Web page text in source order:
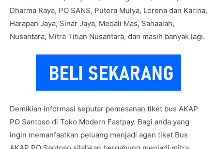
Dharma Raya, PO SANS, Putera Mulya, Lorena dan Karina,
Harapan Jaya, Sinar Jaya, Medali Mas, Sahaalah,
Nusantara, Mitra Titian Nusantara, dan masih banyak lagi.
Demikian informasi seputar pemesanan tiket bus AKAP
PO Santoso di Toko Modern Fastpay. Bagi anda yang
ingin memanfaatkan peluang menjadi agen tiket Bus